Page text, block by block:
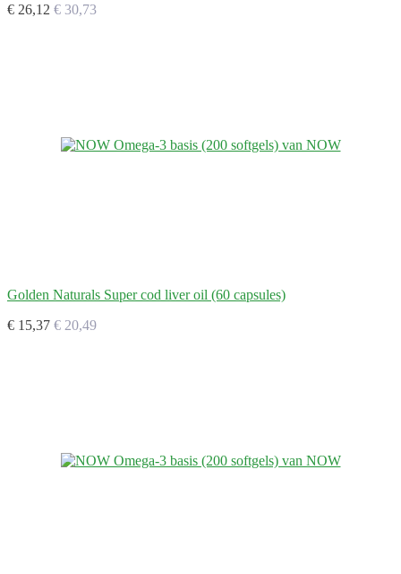
€ 26,12 € 30,73
Golden Naturals Super cod liver oil (60 capsules)
€ 15,37 € 20,49